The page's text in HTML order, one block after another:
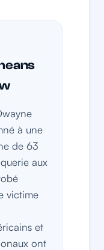
à une
de 63
aux
victime
et
ont